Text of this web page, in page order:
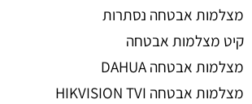
מצלמות אבטחה נסתרות
קיט מצלמות אבטחה
מצלמות אבטחה DAHUA
מצלמות אבטחה HIKVISION TVI